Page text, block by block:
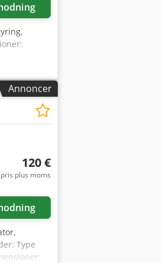
Annoncer
120 €
pris plus moms
Type